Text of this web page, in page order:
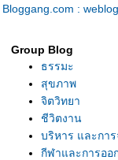
Bloggang.com :
Group Blog
ธรรมะ
สุขภาพ
จิตวิทยา
ชีวิตงาน
บริหาร และกา
กีฬาและการอ